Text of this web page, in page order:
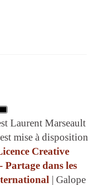
Laurent Marseault
mise à disposition
Creative
dans les
| Galope